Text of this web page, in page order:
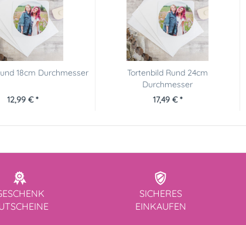
18cm Durchmesser
12,99 € *
Tortenbild Rund 24cm
Durchmesser
17,49 € *
SICHERES
EINKAUFEN